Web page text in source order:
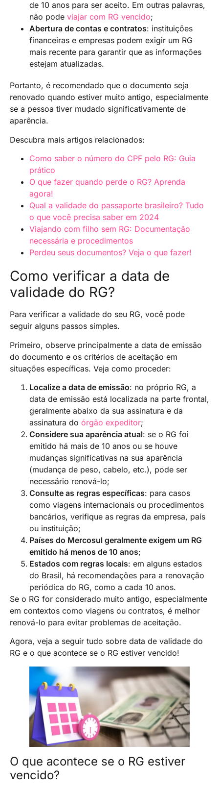
de 10 anos para ser aceito. Em outras palavras,
não pode viajar com RG vencido;
Abertura de contas e contratos: instituições
financeiras e empresas podem exigir um RG
mais recente para garantir que as informações
estejam atualizadas.
Portanto, é recomendado que o documento seja
renovado quando estiver muito antigo, especialmente
se a pessoa tiver mudado significativamente de
aparência.
Descubra mais artigos relacionados:
Como saber o número do CPF pelo RG: Guia
prático
O que fazer quando perde o RG? Aprenda
agora!
Qual a validade do passaporte brasileiro? Tudo
o que você precisa saber em 2024
Viajando com filho sem RG: Documentação
necessária e procedimentos
Perdeu seus documentos? Veja o que fazer!
Como verificar a data de
validade do RG?
Para verificar a validade do seu RG, você pode
seguir alguns passos simples.
Primeiro, observe principalmente a data de emissão
do documento e os critérios de aceitação em
situações específicas. Veja como proceder:
Localize a data de emissão: no próprio RG, a
data de emissão está localizada na parte frontal,
geralmente abaixo da sua assinatura e da
assinatura do órgão expeditor;
Considere sua aparência atual: se o RG foi
emitido há mais de 10 anos ou se houve
mudanças significativas na sua aparência
(mudança de peso, cabelo, etc.), pode ser
necessário renová-lo;
Consulte as regras específicas: para casos
como viagens internacionais ou procedimentos
bancários, verifique as regras da empresa, país
ou instituição;
Países do Mercosul geralmente exigem um RG
emitido há menos de 10 anos;
Estados com regras locais: em alguns estados
do Brasil, há recomendações para a renovação
periódica do RG, como a cada 10 anos.
Se o RG for considerado muito antigo, especialmente
em contextos como viagens ou contratos, é melhor
renová-lo para evitar problemas de aceitação.
Agora, veja a seguir tudo sobre data de validade do
RG e o que acontece se o RG estiver vencido!
O que acontece se o RG estiver
vencido?